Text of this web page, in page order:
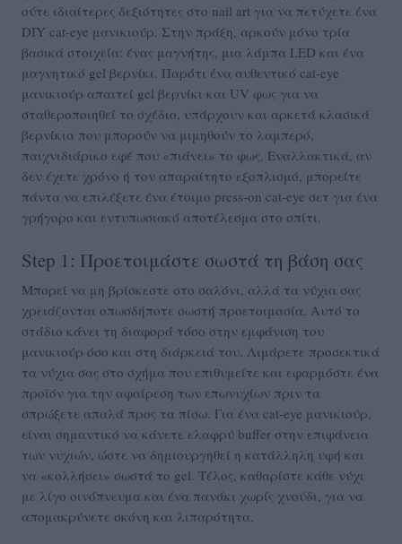
ούτε ιδιαίτερες δεξιότητες στο nail art για να πετύχετε ένα
DIY cat-eye μανικιούρ. Στην πράξη, αρκούν μόνο τρία
βασικά στοιχεία: ένας μαγνήτης, μια λάμπα LED και ένα
μαγνητικό gel βερνίκι. Παρότι ένα αυθεντικό cat-eye
μανικιούρ απαιτεί gel βερνίκι και UV φως για να
σταθεροποιηθεί το σχέδιο, υπάρχουν και αρκετά κλασικά
βερνίκια που μπορούν να μιμηθούν το λαμπερό,
παιχνιδιάρικο εφέ που «πιάνει» το φως. Εναλλακτικά, αν
δεν έχετε χρόνο ή τον απαραίτητο εξοπλισμό, μπορείτε
πάντα να επιλέξετε ένα έτοιμο press-on cat-eye σετ για ένα
γρήγορο και εντυπωσιακό αποτέλεσμα στο σπίτι.
Step 1: Προετοιμάστε σωστά τη βάση σας
Μπορεί να μη βρίσκεστε στο σαλόνι, αλλά τα νύχια σας
χρειάζονται οπωσδήποτε σωστή προετοιμασία. Αυτό το
στάδιο κάνει τη διαφορά τόσο στην εμφάνιση του
μανικιούρ όσο και στη διάρκειά του. Λιμάρετε προσεκτικά
τα νύχια σας στο σχήμα που επιθυμείτε και εφαρμόστε ένα
προϊόν για την αφαίρεση των επωνυχίων πριν τα
σπρώξετε απαλά προς τα πίσω. Για ένα cat-eye μανικιούρ,
είναι σημαντικό να κάνετε ελαφρύ buffer στην επιφάνεια
των νυχιών, ώστε να δημιουργηθεί η κατάλληλη υφή και
να «κολλήσει» σωστά το gel. Τέλος, καθαρίστε κάθε νύχι
με λίγο οινόπνευμα και ένα πανάκι χωρίς χνούδι, για να
απομακρύνετε σκόνη και λιπαρότητα.